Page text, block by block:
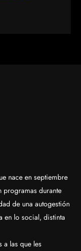
nace en septiembre
durante
de una autogestión
en lo social, distinta
a las que les